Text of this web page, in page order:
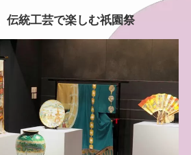
伝統工芸で楽しむ祇園祭